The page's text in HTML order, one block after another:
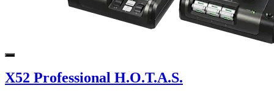
X52 Professional H.O.T.A.S.